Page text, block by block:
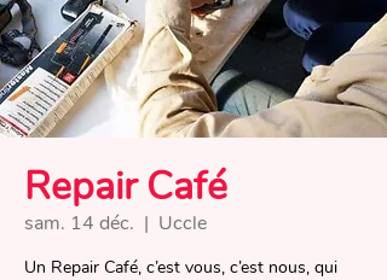
Repair Café
sam. 14 déc.
  |
Uccle
Un Repair Café, c’est vous, c’est nous, qui